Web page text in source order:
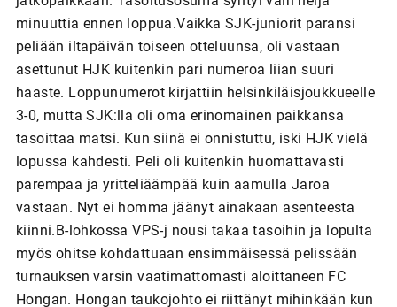
minuuttia ennen loppua.Vaikka SJK-juniorit paransi
peliään iltapäivän toiseen otteluunsa, oli vastaan
asettunut HJK kuitenkin pari numeroa liian suuri
haaste. Loppunumerot kirjattiin helsinkiläisjoukkueelle
3-0, mutta SJK:lla oli oma erinomainen paikkansa
tasoittaa matsi. Kun siinä ei onnistuttu, iski HJK vielä
lopussa kahdesti. Peli oli kuitenkin huomattavasti
parempaa ja yritteliäämpää kuin aamulla Jaroa
vastaan. Nyt ei homma jäänyt ainakaan asenteesta
kiinni.B-lohkossa VPS-j nousi takaa tasoihin ja lopulta
myös ohitse kohdattuaan ensimmäisessä pelissään
turnauksen varsin vaatimattomasti aloittaneen FC
Hongan. Hongan taukojohto ei riittänyt mihinkään kun